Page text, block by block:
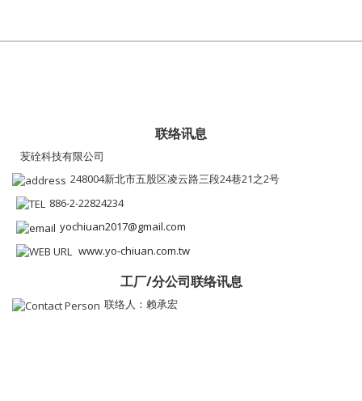
联络讯息
苃硂科技有限公司
248004新北市五股区凌云路三段24巷21之2号
886-2-22824234
yochiuan2017@gmail.com
www.yo-chiuan.com.tw
工厂/分公司联络讯息
联络人：赖承宏